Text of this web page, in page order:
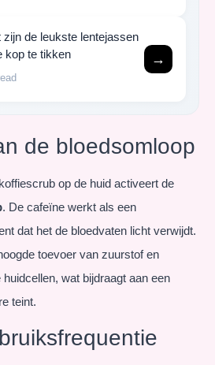
de leukste lentejassen
kop te tikken
→
de bloedsomloop
op de huid activeert de
. De cafeïne werkt als een
dat het de bloedvaten licht verwijdt.
toevoer van zuurstof en
wat bijdraagt aan een
teint.